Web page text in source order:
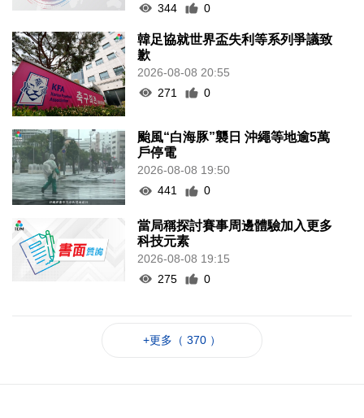
344
0
韓足協就世界盃失利等系列爭議致
歉
2026-08-08 20:55
271
0
颱風“白海豚”襲日 沖繩等地逾5萬
戶停電
2026-08-08 19:50
441
0
當局稱探討賽事周邊體驗加入更多
科技元素
2026-08-08 19:15
275
0
+更多（ 370 ）